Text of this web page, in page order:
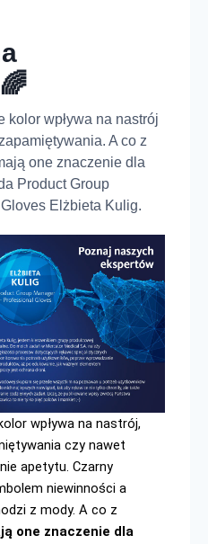
kolor wpływa na nastrój
A co z
one znaczenie dla
Product Group
Elżbieta Kulig.
wpływa na nastrój,
czy nawet
apetytu. Czarny
niewinności a
z mody. A co z
one znaczenie dla